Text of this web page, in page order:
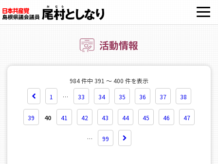
活動情報
984 件中 391 ～ 400 件を表示
1
… 33 34 35 36 37 38
39 40 41 42 43 44 45 46 47
… 99